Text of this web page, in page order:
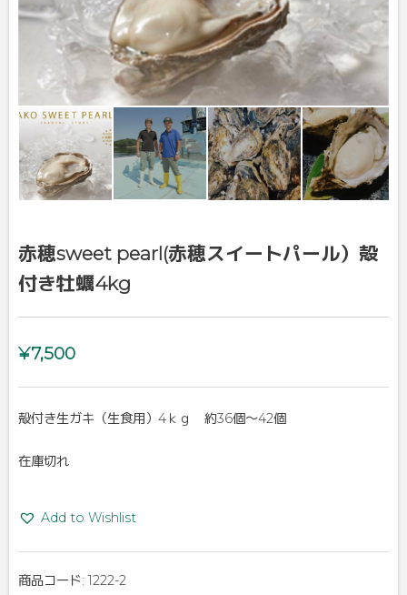
赤穂sweet pearl(赤穂スイートパール）殻
付き牡蠣4kg
¥7,500
殻付き生ガキ（生食用）4ｋｇ 約36個～42個
在庫切れ
Add to Wishlist
商品コード:1222-2